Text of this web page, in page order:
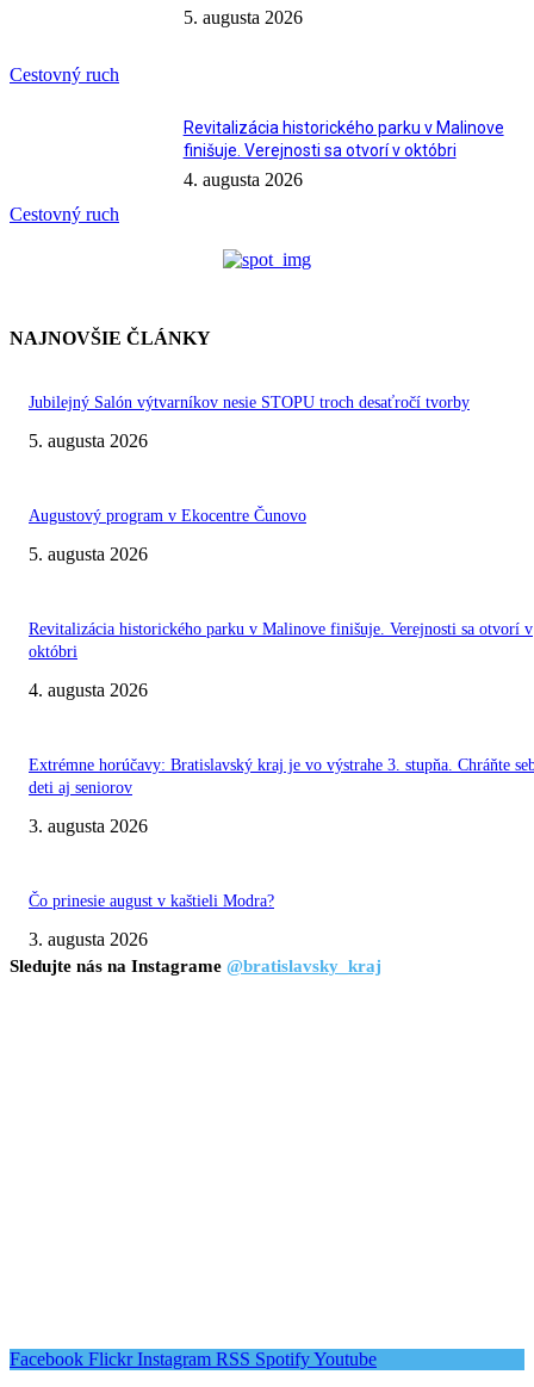
Cestovný ruch
5. augusta 2026
Cestovný ruch
Revitalizácia historického parku v Malinove
finišuje. Verejnosti sa otvorí v októbri
4. augusta 2026
NAJNOVŠIE ČLÁNKY
Jubilejný Salón výtvarníkov nesie STOPU troch desaťročí tvorby
5. augusta 2026
Augustový program v Ekocentre Čunovo
5. augusta 2026
Revitalizácia historického parku v Malinove finišuje. Verejnosti sa otvorí v
októbri
4. augusta 2026
Extrémne horúčavy: Bratislavský kraj je vo výstrahe 3. stupňa. Chráňte
deti aj seniorov
3. augusta 2026
Čo prinesie august v kaštieli Modra?
3. augusta 2026
Sledujte nás na Instagrame @bratislavsky_kraj
Facebook Flickr Instagram RSS SpotifyYoutube